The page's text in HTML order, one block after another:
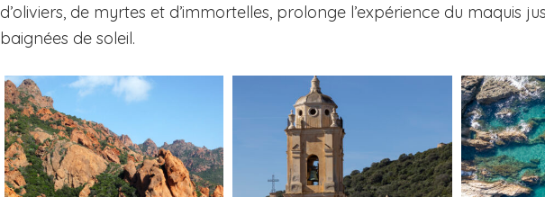
d’oliviers, de myrtes et d’immortelles, prolonge l’expérience du maquis
baignées de soleil.